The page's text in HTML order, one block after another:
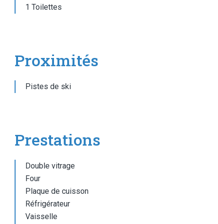
1 Toilettes
Proximités
Pistes de ski
Prestations
Double vitrage
Four
Plaque de cuisson
Réfrigérateur
Vaisselle